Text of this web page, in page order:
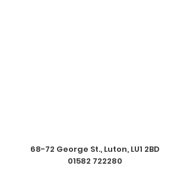
68-72 George St., Luton, LU1 2BD
01582 722280